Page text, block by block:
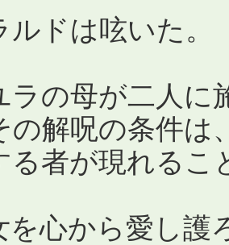
ドは呟いた。
の母が二人に
の解呪の条件
る者が現れるこ
心から愛し護